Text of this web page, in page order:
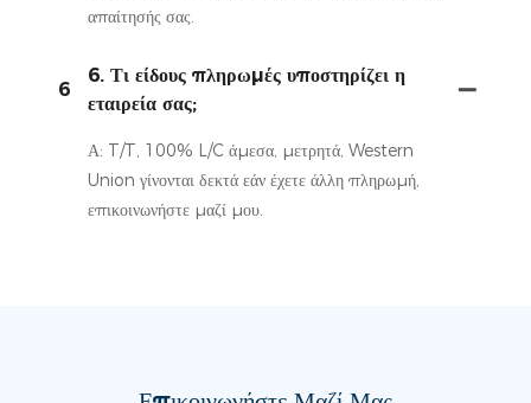
απαίτησής σας.
6
6. Τι είδους πληρωμές υποστηρίζει η
εταιρεία σας;
Α: T/T, 100% L/C άμεσα, μετρητά, Western
Union γίνονται δεκτά εάν έχετε άλλη πληρωμή,
επικοινωνήστε μαζί μου.